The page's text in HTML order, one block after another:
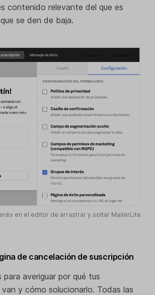
contenido relevante del que es
se den de baja.
en el editor de arrastrar y soltar MailerLite
de cancelación de suscripción
para averiguar por qué tus
y cómo solucionarlo. Todas las